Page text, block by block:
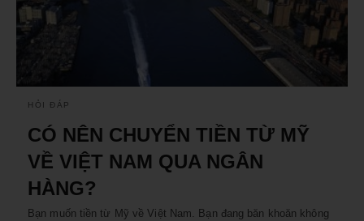
HỎI ĐÁP
CÓ NÊN CHUYỂN TIỀN TỪ MỸ
VỀ VIỆT NAM QUA NGÂN
HÀNG?
Bạn muốn tiền từ Mỹ về Việt Nam. Bạn đang băn khoăn không